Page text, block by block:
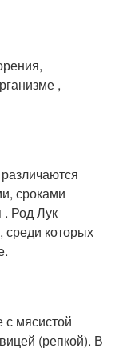
,
сроками
. Род Лук
среди которых
с мясистой
(репкой). В